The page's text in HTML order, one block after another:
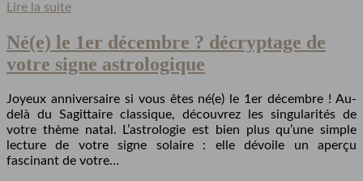
Lire la suite
Né(e) le 1er décembre ? décryptage de
votre signe astrologique
Joyeux anniversaire si vous êtes né(e) le 1er décembre ! Au-
delà du Sagittaire classique, découvrez les singularités de
votre thème natal. L’astrologie est bien plus qu’une simple
lecture de votre signe solaire : elle dévoile un aperçu
fascinant de votre…